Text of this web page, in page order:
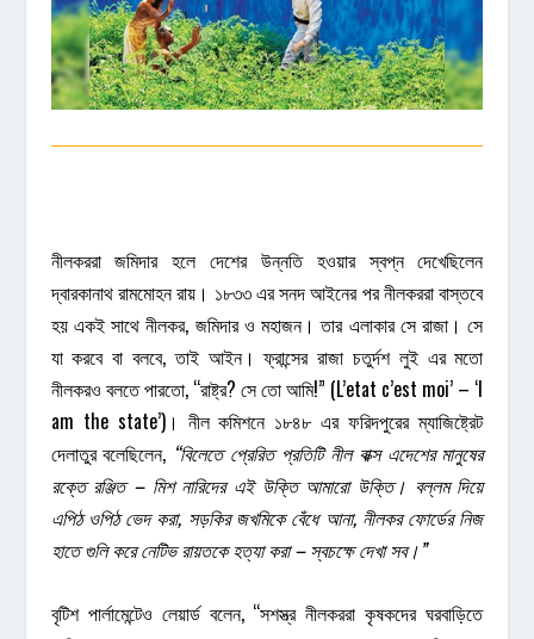
নীলকররা জমিদার হলে দেশের উন্নতি হওয়ার স্বপ্ন দেখেছিলেন
দ্বারকানাথ রামমোহন রায়। ১৮৩৩ এর সনদ আইনের পর নীলকররা বাস্তবে
হয় একই সাথে নীলকর, জমিদার ও মহাজন। তার এলাকার সে রাজা। সে
যা করবে বা বলবে, তাই আইন। ফ্রান্সের রাজা চতুর্দশ লুই এর মতো
নীলকরও বলতে পারতো, “রাষ্ট্র? সে তো আমি!” (L’etat c’est moi’ – ‘I
am the state’)। নীল কমিশনে ১৮৪৮ এর ফরিদপুরের ম্যাজিষ্ট্রেট
দেলাতুর বলেছিলেন, “বিলেতে প্রেরিত প্রতিটি নীল বাক্স এদেশের মানুষের
রক্তে রঞ্জিত – মিশ নারিদের এই উক্তি আমারো উক্তি। বল্লম দিয়ে
এপিঠ ওপিঠ ভেদ করা, সড়কির জখমিকে বেঁধে আনা, নীলকর ফোর্ডের নিজ
হাতে গুলি করে নেটিভ রায়তকে হত্যা করা – স্বচক্ষে দেখা সব।”
বৃটিশ পার্লামেন্টেও লেয়ার্ড বলেন, “সশস্ত্র নীলকররা কৃষকদের ঘরবাড়িতে